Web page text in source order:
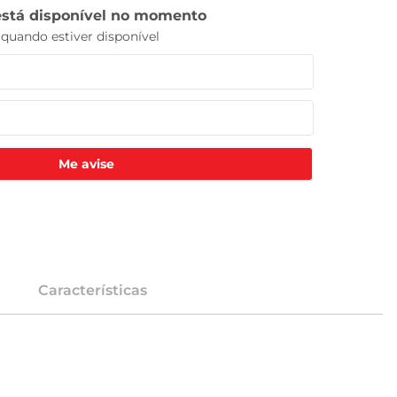
Me avise
Características